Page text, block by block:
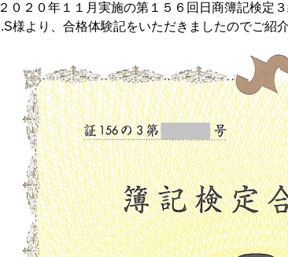
２０２０年１１月実施の第１５６回日商簿記検定
I.S様より、合格体験記をいただきましたのでご紹介